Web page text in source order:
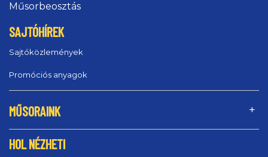
Műsorbeosztás
SAJTÓHÍREK
Sajtóközlemények
Promóciós anyagok
MŰSORAINK
HOL NÉZHETI